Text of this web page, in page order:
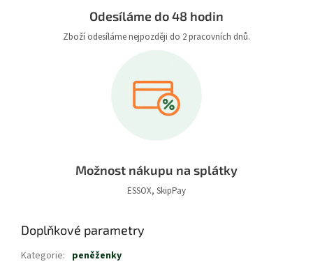
Odesíláme do 48 hodin
Zboží odesíláme nejpozději do 2 pracovních dnů.
Možnost nákupu na splátky
ESSOX, SkipPay
Doplňkové parametry
Kategorie: peněženky